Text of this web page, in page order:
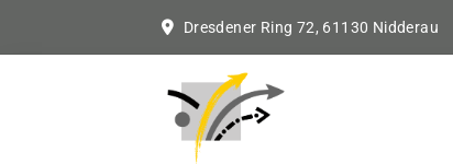
Dresdener Ring 72, 61130 Nidderau